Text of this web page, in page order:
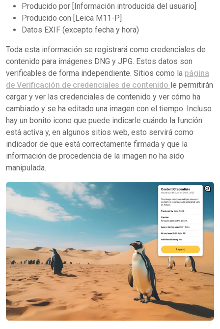
Producido por [Información introducida del usuario]
Producido con [Leica M11-P]
Datos EXIF (excepto fecha y hora)
Toda esta información se registrará como credenciales de
contenido para imágenes DNG y JPG. Estos datos son
verificables de forma independiente. Sitios como la página
de Verificación de credenciales de contenido le permitirán
cargar y ver las credenciales de contenido y ver cómo ha
cambiado y se ha editado una imagen con el tiempo. Incluso
hay un bonito icono que puede indicarle cuándo la función
está activa y, en algunos sitios web, esto servirá como
indicador de que está correctamente firmada y que la
información de procedencia de la imagen no ha sido
manipulada.